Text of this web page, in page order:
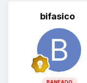
bifasico